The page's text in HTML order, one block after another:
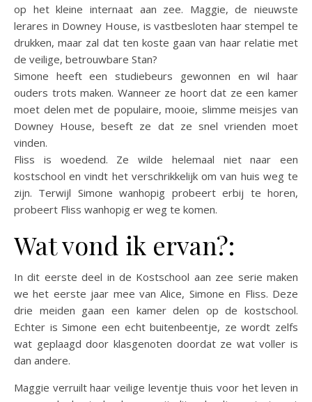
op het kleine internaat aan zee. Maggie, de nieuwste
lerares in Downey House, is vastbesloten haar stempel te
drukken, maar zal dat ten koste gaan van haar relatie met
de veilige, betrouwbare Stan?
Simone heeft een studiebeurs gewonnen en wil haar
ouders trots maken. Wanneer ze hoort dat ze een kamer
moet delen met de populaire, mooie, slimme meisjes van
Downey House, beseft ze dat ze snel vrienden moet
vinden.
Fliss is woedend. Ze wilde helemaal niet naar een
kostschool en vindt het verschrikkelijk om van huis weg te
zijn. Terwijl Simone wanhopig probeert erbij te horen,
probeert Fliss wanhopig er weg te komen.
Wat vond ik ervan?:
In dit eerste deel in de Kostschool aan zee serie maken
we het eerste jaar mee van Alice, Simone en Fliss. Deze
drie meiden gaan een kamer delen op de kostschool.
Echter is Simone een echt buitenbeentje, ze wordt zelfs
wat geplaagd door klasgenoten doordat ze wat voller is
dan andere.
Maggie verruilt haar veilige leventje thuis voor het leven in